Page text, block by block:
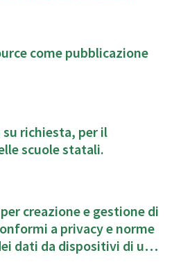
come pubblicazione
su richiesta, per il
scuole statali.
creazione e gestione di
a privacy e norme
dati da dispositivi di uso